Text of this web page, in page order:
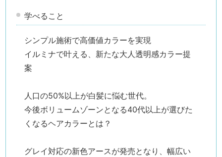
学べること
シンプル施術で高価値カラーを実現
イルミナで叶える、新たな大人透明感カラー提
案
人口の50%以上が白髪に悩む世代。
今後ボリュームゾーンとなる40代以上が選びた
くなるヘアカラーとは？
グレイ対応の新色アースが発売となり、幅広い